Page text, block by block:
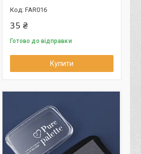
FAR016
35 ₴
Готово до відправки
Купити